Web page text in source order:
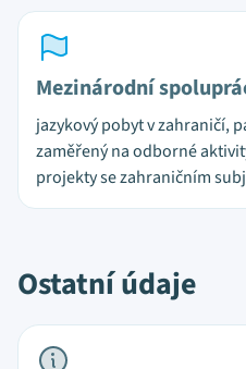
Mezinárodní
jazykový pobyt v zahraničí,
zaměřený na odborné
projekty se zahraničním
Ostatní údaje